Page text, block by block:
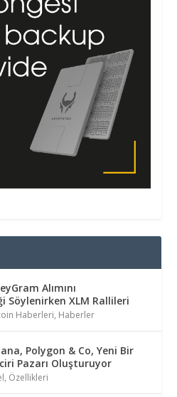
Alımını
Söylenirken XLM Rallileri
Haberleri, Haberler
Polygon & Co, Yeni Bir
Pazarı Oluşturuyor
, Özellikleri